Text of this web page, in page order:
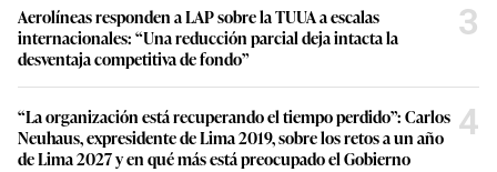
Aerolíneas responden a LAP sobre la TUUA a escalas
internacionales: “Una reducción parcial deja intacta la
desventaja competitiva de fondo”
3
“La organización está recuperando el tiempo perdido”: Carlos
Neuhaus, expresidente de Lima 2019, sobre los retos a un año
de Lima 2027 y en qué más está preocupado el Gobierno
4